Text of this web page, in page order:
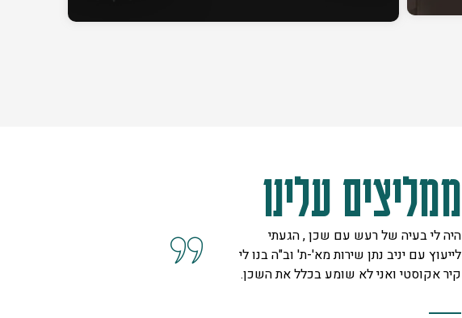
ממליצים עלינו
היה לי בעיה של רעש עם שכן , הגעתי
לייעוץ עם יניב נתן שירות מא'-ת' וב"ה בנו לי
קיר אקוסטי ואני לא שומע בכלל את השכן.